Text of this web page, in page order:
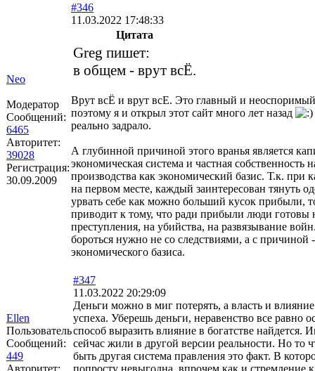
Neo
Модератор
Сообщений:
6465
Авторитет:
39028
Регистрация:
30.09.2009
#346
11.03.2022 17:48:33
Цитата
Greg пишет:
в общем - врут всЁ.
Врут всЁ и врут всЕ. Это главный и
поэтому я и открыл этот сайт много лет назад
реально задрало.
А глубинной причиной этого вранья является
экономическая система и частная собственность
производства как экономический базис. Т.к. при
на первом месте, каждый заинтересован тянуть
урвать себе как можно больший кусок прибыли,
приводит к тому, что ради прибыли люди готовы
преступления, на убийства, на развязывание
бороться нужно не со следствиями, а с причиной
экономического базиса.
Ellen
Пользователь
Сообщений:
449
#347
11.03.2022 20:29:09
Деньги можно в миг потерять, а власть и влияние
успеха. Уберешь деньги, неравенство все равно
способ выразить влияние в богатстве найдется.
сейчас жили в другой версии реальности. Но то
быть другая система правления это факт. В